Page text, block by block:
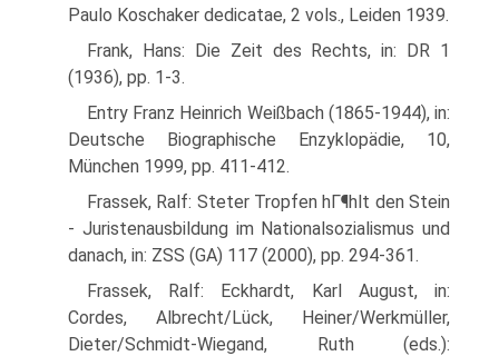
Paulo Koschaker dedicatae, 2 vols., Leiden 1939.
Frank, Hans: Die Zeit des Rechts, in: DR 1
(1936), pp. 1-3.
Entry Franz Heinrich Weißbach (1865-1944), in:
Deutsche Biographische Enzyklopädie, 10,
München 1999, pp. 411-412.
Frassek, Ralf: Steter Tropfen hГ¶hlt den Stein
- Juristenausbildung im Nationalsozialismus und
danach, in: ZSS (GA) 117 (2000), pp. 294-361.
Frassek, Ralf: Eckhardt, Karl August, in:
Cordes, Albrecht/Lück, Heiner/Werkmüller,
Dieter/Schmidt-Wiegand, Ruth (eds.):